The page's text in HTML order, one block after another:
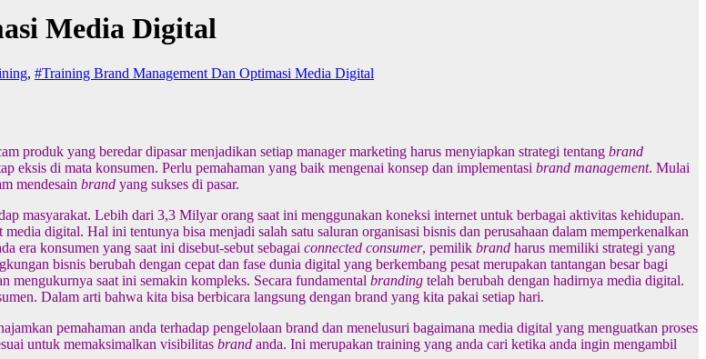
Media Digital
, #Training Brand Management Dan Optimasi Media Digital
produk yang beredar dipasar menjadikan setiap manager marketing harus menyiapkan strategi tentang brand
eksis di mata konsumen. Perlu pemahaman yang baik mengenai konsep dan implementasi brand management. Mulai
mendesain brand yang sukses di pasar.
masyarakat. Lebih dari 3,3 Milyar orang saat ini menggunakan koneksi internet untuk berbagai aktivitas kehidupan.
digital. Hal ini tentunya bisa menjadi salah satu saluran organisasi bisnis dan perusahaan dalam memperkenalkan
era konsumen yang saat ini disebut-sebut sebagai connected consumer, pemilik brand harus memiliki strategi yang
bisnis berubah dengan cepat dan fase dunia digital yang berkembang pesat merupakan tantangan besar bagi
saat ini semakin kompleks. Secara fundamental branding telah berubah dengan hadirnya media digital.
Dalam arti bahwa kita bisa berbicara langsung dengan brand yang kita pakai setiap hari.
pemahaman anda terhadap pengelolaan brand dan menelusuri bagaimana media digital yang menguatkan proses
untuk memaksimalkan visibilitas brand anda. Ini merupakan training yang anda cari ketika anda ingin mengambil